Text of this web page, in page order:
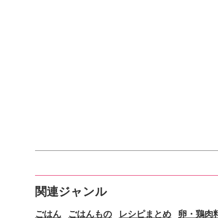
関連ジャンル
ごはん ごはんもの レシピまとめ 卵・鶏肉